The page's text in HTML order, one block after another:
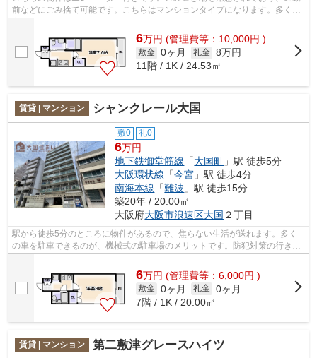
前などにごみ捨て可能です。こちらはマンションタイプになります。多くの
方からご好評頂いているエステムコー...
6万円 (管理費等：10,000円 )
敷金 0ヶ月 礼金 8万円
11階 / 1K / 24.53㎡
賃貸 | マンション シャンクレール大国
敷0 礼0
6万円
地下鉄御堂筋線 「大国町 」駅 徒歩5分
大阪環状線 「今宮 」駅 徒歩4分
南海本線 「難波 」駅 徒歩15分
築20年 / 20.00㎡
大阪府大阪市浪速区大国 ２丁目
駅から徒歩5分のところに物件があるので、焦らない生活が送れます。多く
の車を駐車できるのが、機械式の駐車場のメリットです。防犯対策の行き届
6万円 (管理費等：6,000円 )
敷金 0ヶ月 礼金 0ヶ月
7階 / 1K / 20.00㎡
賃貸 | マンション 第二敷津グレースハイツ